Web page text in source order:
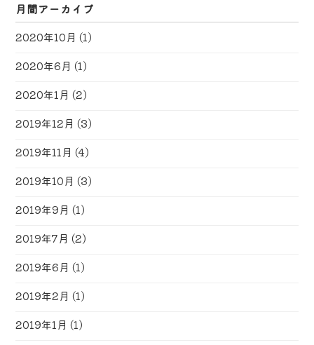
月間アーカイブ
2020年10月 (1)
2020年6月 (1)
2020年1月 (2)
2019年12月 (3)
2019年11月 (4)
2019年10月 (3)
2019年9月 (1)
2019年7月 (2)
2019年6月 (1)
2019年2月 (1)
2019年1月 (1)